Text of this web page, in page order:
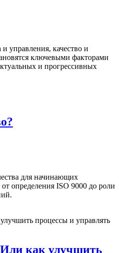
управления, качество и
ключевыми факторами
и прогрессивных
для начинающих
определения ISO 9000 до роли
как улучшить